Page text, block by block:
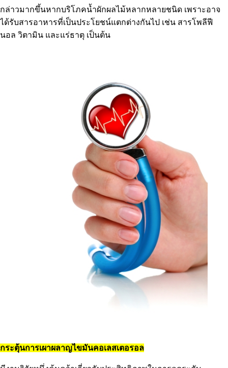
กล่าวมากขึ้นหากบริโภคน้ำผักผลไม้หลากหลายชนิด เพราะอาจ
ได้รับสารอาหารที่เป็นประโยชน์แตกต่างกันไป เช่น สารโพลีฟี
นอล วิตามิน และแร่ธาตุ เป็นต้น
กระตุ้นการเผาผลาญไขมันคอเลสเตอรอล